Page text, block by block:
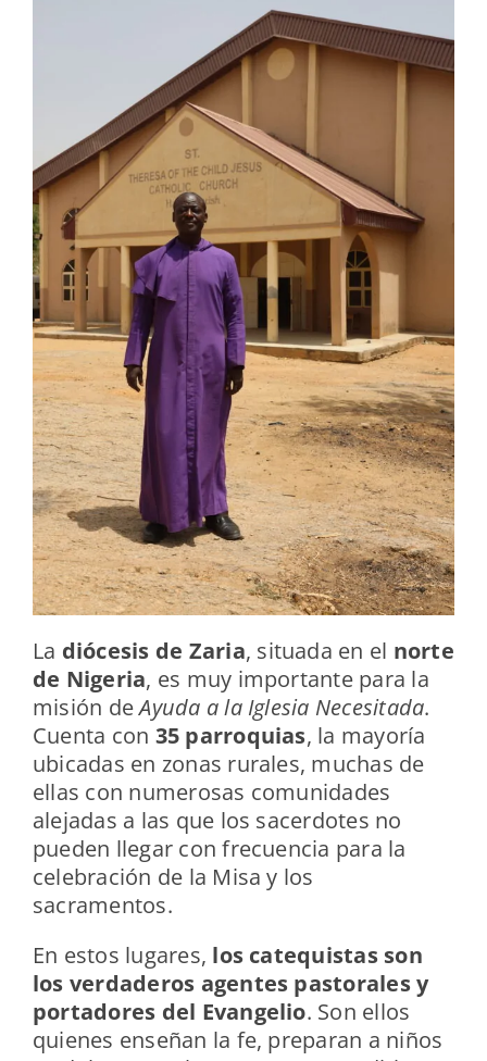
La diócesis de Zaria, situada en el norte
de Nigeria, es muy importante para la
misión deAyuda a la Iglesia Necesitada.
Cuenta con 35 parroquias, la mayoría
ubicadas en zonas rurales, muchas de
ellas con numerosas comunidades
alejadas a las que los sacerdotes no
pueden llegar con frecuencia para la
celebración de la Misa y los
sacramentos.
En estos lugares, los catequistas son
los verdaderos agentes pastorales y
portadores del Evangelio. Son ellos
quienes enseñan la fe, preparan a niños